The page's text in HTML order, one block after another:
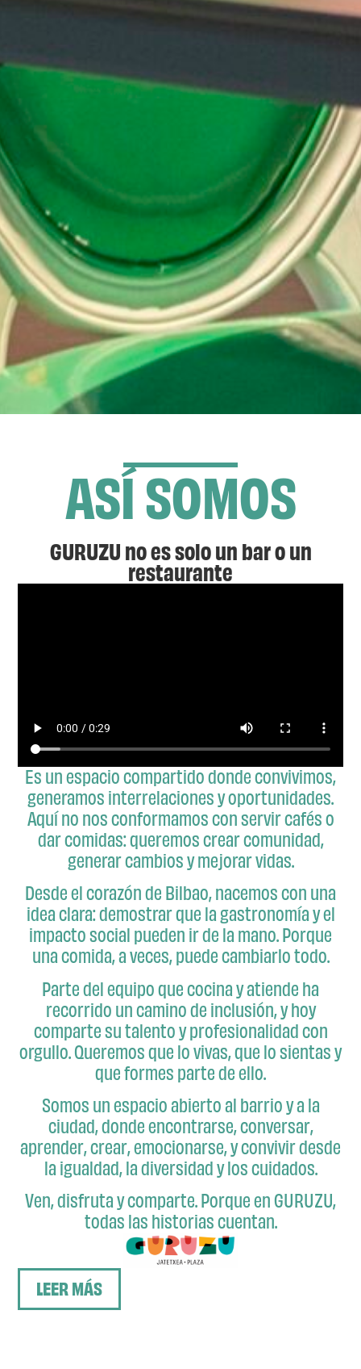
ASÍ SOMOS
GURUZU no es solo un bar o un
restaurante
Es un espacio compartido donde convivimos,
generamos interrelaciones y oportunidades.
Aquí no nos conformamos con servir cafés o
dar comidas: queremos crear comunidad,
generar cambios y mejorar vidas.
Desde el corazón de Bilbao, nacemos con una
idea clara: demostrar que la gastronomía y el
impacto social pueden ir de la mano. Porque
una comida, a veces, puede cambiarlo todo.
Parte del equipo que cocina y atiende ha
recorrido un camino de inclusión, y hoy
comparte su talento y profesionalidad con
orgullo. Queremos que lo vivas, que lo sientas y
que formes parte de ello.
Somos un espacio abierto al barrio y a la
ciudad, donde encontrarse, conversar,
aprender, crear, emocionarse, y convivir desde
la igualdad, la diversidad y los cuidados.
Ven, disfruta y comparte. Porque en GURUZU,
todas las historias cuentan.
LEER MÁS